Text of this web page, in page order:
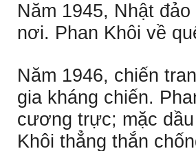
Năm 1945, Nhật
nơi. Phan Khôi về
Năm 1946, chiến
gia kháng chiến.
cương trực; mặc
Khôi thẳng thắn